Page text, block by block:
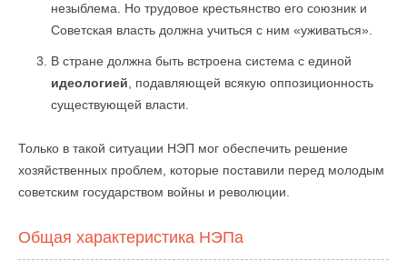
незыблема. Но трудовое крестьянство его союзник и
Советская власть должна учиться с ним «уживаться».
В стране должна быть встроена система с единой
идеологией , подавляющей всякую оппозиционность
существующей власти.
Только в такой ситуации НЭП мог обеспечить решение
хозяйственных проблем, которые поставили перед молодым
советским государством войны и революции.
Общая характеристика НЭПа